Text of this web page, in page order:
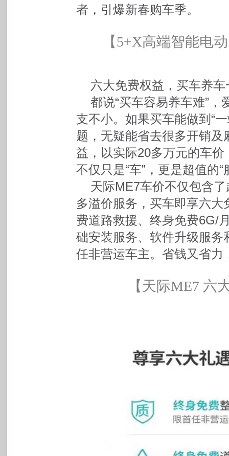
者，引爆新春购车季。
【5+X高端智能电动
六大免费权益，买车养
都说“买车容易养车难”
支不小。如果买车能做到“
题，无疑能省去很多开销
益，以实际20多万元的车
不仅只是“车”，更是超值的“
天际ME7车价不仅包含
多溢价服务，买车即享六
费道路救援、终身免费6G/
础安装服务、软件升级服
任非营运车主。省钱又省力
【天际ME7 六